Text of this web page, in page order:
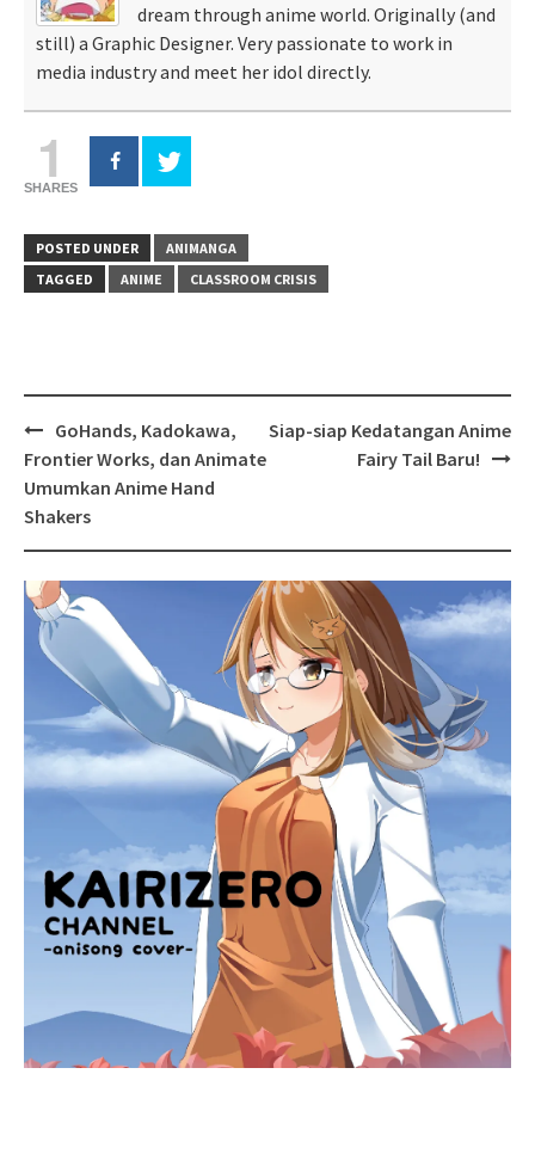
dream through anime world. Originally (and
still) a Graphic Designer. Very passionate to work in
media industry and meet her idol directly.
1
SHARES
POSTED UNDER
ANIMANGA
TAGGED
ANIME CLASSROOM CRISIS
Post
navigation
GoHands, Kadokawa,
Frontier Works, dan Animate
Umumkan Anime Hand
Shakers
Siap-siap Kedatangan Anime
Fairy Tail Baru!